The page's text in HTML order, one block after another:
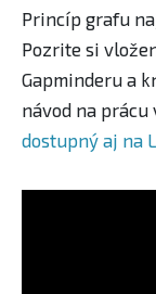
Princíp grafu
Pozrite si
Gapminderu a
návod na prácu
dostupný aj na